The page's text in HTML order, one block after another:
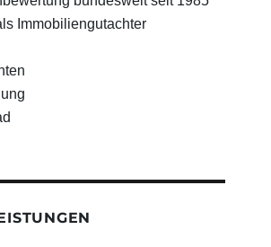
Immobiliengutachter